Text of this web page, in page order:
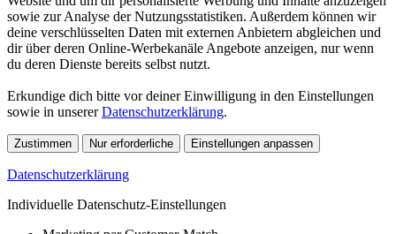
sowie zur Analyse der Nutzungsstatistiken. Außerdem können wir
deine verschlüsselten Daten mit externen Anbietern abgleichen und
dir über deren Online-Werbekanäle Angebote anzeigen, nur wenn
du deren Dienste bereits selbst nutzt.
Erkundige dich bitte vor deiner Einwilligung in den Einstellungen
sowie in unsererDatenschutzerklärung.
Zustimmen Nur erforderliche Einstellungen anpassen
Datenschutzerklärung
Individuelle Datenschutz-Einstellungen